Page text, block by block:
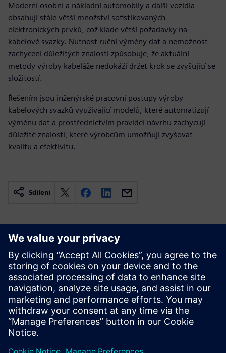
Moderní osobní a nákladní automobily a další vozidla
obsahují stále větší množství sofistikovaných
elektronických prvků, což klade větší požadavky na
kabelové svazky. Nutnost ruční výměny dat a nemožnost
zachycení důležitých znalostí způsobuje, že aktuální
metody výroby kabeláže nedokáží držet krok se zvyšující se
složitostí.
Řešením jsou inženýrské pracovní postupy výroby
kabelových svazků využívající modelů, které automatizují
výměnu dat a prostřednictvím pravidel návrhu zachycují
důležité znalosti, které výrobcům umožňují zvyšovat
kvalitu a efektivitu.
Sdílení
Související zdroje
informací